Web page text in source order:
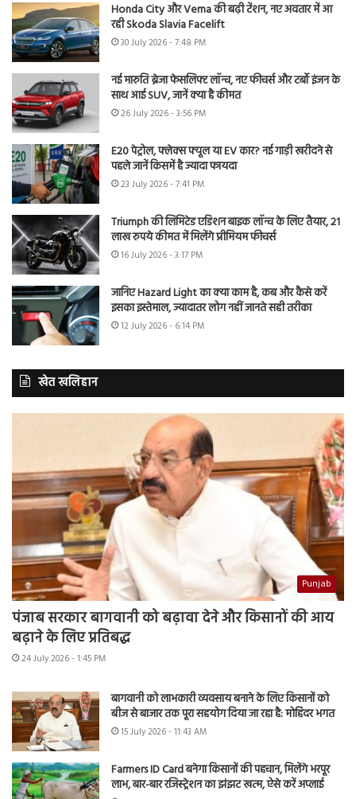
Honda City और Verna की बढ़ी टेंशन, नए अवतार में आ
रही Skoda Slavia Facelift
30 July 2026 - 7:48 PM
नई मारुति ब्रेजा फेसलिफ्ट लॉन्च, नए फीचर्स और टर्बो इंजन के
साथ आई SUV, जानें क्या है कीमत
26 July 2026 - 3:56 PM
E20 पेट्रोल, फ्लेक्स फ्यूल या EV कार? नई गाड़ी खरीदने से
पहले जानें किसमें है ज्यादा फायदा
23 July 2026 - 7:41 PM
Triumph की लिमिटेड एडिशन बाइक लॉन्च के लिए तैयार, 21
लाख रुपये कीमत में मिलेंगे प्रीमियम फीचर्स
16 July 2026 - 3:17 PM
जानिए Hazard Light का क्या काम है, कब और कैसे करें
इसका इस्तेमाल, ज्यादातर लोग नहीं जानते सही तरीका
12 July 2026 - 6:14 PM
खेत खलिहान
Punjab
पंजाब सरकार बागवानी को बढ़ावा देने और किसानों की आय
बढ़ाने के लिए प्रतिबद्ध
24 July 2026 - 1:45 PM
बागवानी को लाभकारी व्यवसाय बनाने के लिए किसानों को
बीज से बाजार तक पूरा सहयोग दिया जा रहा है: मोहिंदर भगत
15 July 2026 - 11:43 AM
Farmers ID Card बनेगा किसानों की पहचान, मिलेंगे भरपूर
लाभ, बार-बार रजिस्ट्रेशन का झंझट खत्म, ऐसे करें अप्लाई